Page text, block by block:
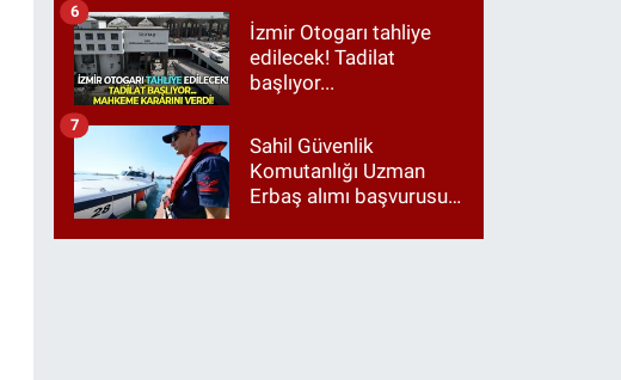
harcamalarını vurdu!
İzmir Otogarı tahliye
edilecek! Tadilat
başlıyor...
6
Sahil Güvenlik
Komutanlığı Uzman
Erbaş alımı başvurusu
başvuru şartları neler?
7